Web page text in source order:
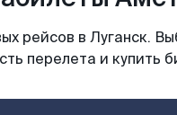
рейсов в Луганск.
перелета и купить